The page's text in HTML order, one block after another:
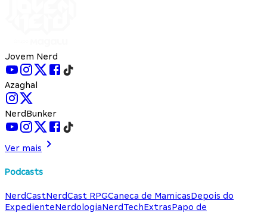
Jovem Nerd
Azaghal
NerdBunker
Ver mais
Podcasts
NerdCastNerdCast RPGCaneca de MamicasDepois do
ExpedienteNerdologiaNerdTechExtrasPapo de